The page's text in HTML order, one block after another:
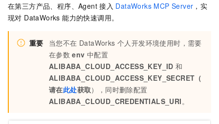
在第三方产品、程序、Agent 接入 DataWorks MCP Server ，实
现对 DataWorks 能力的快速调用。
重要
当您不在 DataWorks 个人开发环境使用时，需要
在参数 env 中配置
ALIBABA_CLOUD_ACCESS_KEY_ID 和
ALIBABA_CLOUD_ACCESS_KEY_SECRET（
请在此处获取），同时删除配置
ALIBABA_CLOUD_CREDENTIALS_URI。